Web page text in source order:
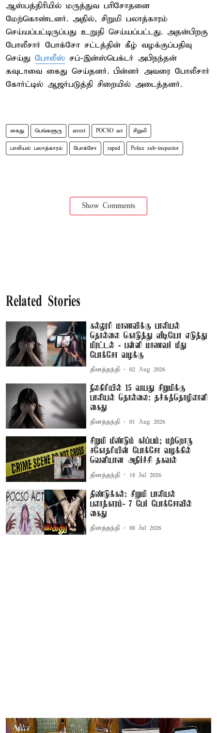
ஆஸ்பத்திரியில் மருத்துவ பரிசோதனை
மேற்கொண்டனர். அதில், சிறுமி பலாத்காரம்
செய்யப்பட்டிருப்பது உறுதி செய்யப்பட்டது. அதன்பிறகு
போலீசார் போக்சோ சட்டத்தின் கீழ் வழக்குப்பதிவு
செய்து போலீஸ் சப்-இன்ஸ்பெக்டர் அபிநந்தன்
கவுடாவை கைது செய்தனர். பின்னர் அவரை போலீசார்
கோர்ட்டில் ஆஜர்படுத்தி சிறையில் அடைத்தனர்.
கைது பெங்களூரு arrest POCSO act சிறுமி
பாலியல் பலாத்காரம் போக்சோ raped Police sub-inspector
Show Comments
Related Stories
கல்லூரி மாணவிக்கு பாலியல்
தொல்லை கொடுத்து வீடியோ எடுத்து
மிரட்டல் - பள்ளி மாணவர் மீது
போக்சோ வழக்கு
தினத்தந்தி 02 Aug 2026
நீலகிரியில் 15 வயது சிறுமிக்கு
பாலியல் தொல்லை: தச்சுத்தொழிலாளி
கைது
தினத்தந்தி 01 Aug 2026
சிறுமி மீண்டும் கர்ப்பம்; மற்றொரு
சகோதரியின் போக்சோ வழக்கில்
வெளியான அதிர்ச்சி தகவல்
தினத்தந்தி 18 Jul 2026
திண்டுக்கல்: சிறுமி பாலியல்
பலாத்காரம்- 7 பேர் போக்சோவில்
கைது
தினத்தந்தி 08 Jul 2026